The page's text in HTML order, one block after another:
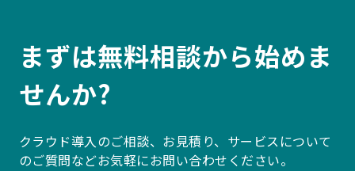
まずは無料相談から始めま
せんか?
クラウド導入のご相談、お見積り、サービスについて
のご質問などお気軽にお問い合わせください。